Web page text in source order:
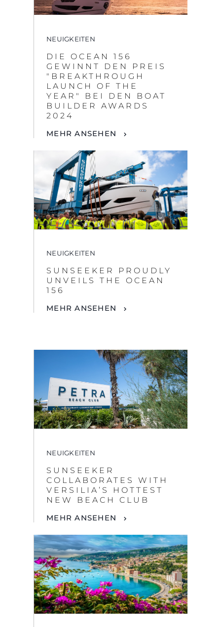
NEUIGKEITEN
DIE OCEAN 156
GEWINNT DEN PREIS
"BREAKTHROUGH
LAUNCH OF THE
YEAR" BEI DEN BOAT
BUILDER AWARDS
2024
MEHR ANSEHEN
NEUIGKEITEN
SUNSEEKER PROUDLY
UNVEILS THE OCEAN
156
MEHR ANSEHEN
NEUIGKEITEN
SUNSEEKER
COLLABORATES WITH
VERSILIA’S HOTTEST
NEW BEACH CLUB
MEHR ANSEHEN